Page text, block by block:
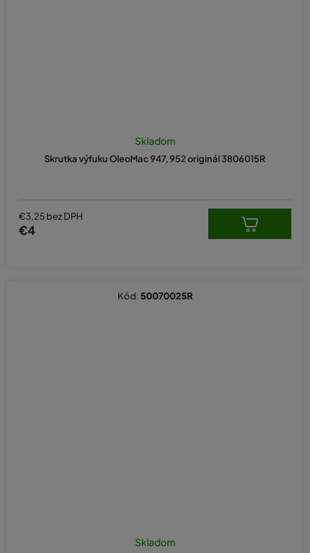
Skrutka výfuku OleoMac 947, 952 originál 3806015R
Skladom
€3,25 bez DPH
€4
Skladom
Kód: 50070025R